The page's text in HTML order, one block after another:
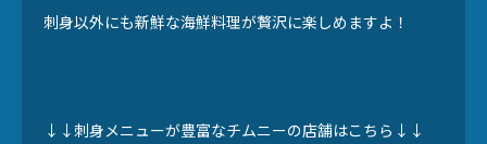
刺身以外にも新鮮な海鮮料理が贅沢に楽しめますよ！
↓↓刺身メニューが豊富なチムニーの店舗はこちら↓↓